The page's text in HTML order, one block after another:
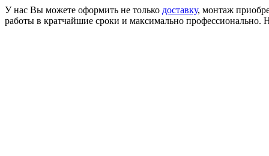
У нас Вы можете оформить не только доставку, монтаж
работы в кратчайшие сроки и максимально профессионально.